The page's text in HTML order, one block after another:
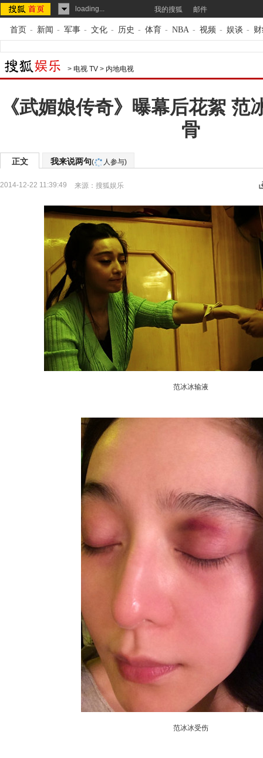
loading... 我的搜狐 邮件
首页 - 新闻 - 军事 - 文化 - 历史 - 体育 - NBA - 视频 - 娱谈 -
> 电视 TV > 内地电视
《武媚娘传奇》曝幕后花絮 范
骨
正文 我来说两句( 人参与)
2014-12-22 11:39:49 来源： 搜狐娱乐
范冰冰输液
范冰冰受伤